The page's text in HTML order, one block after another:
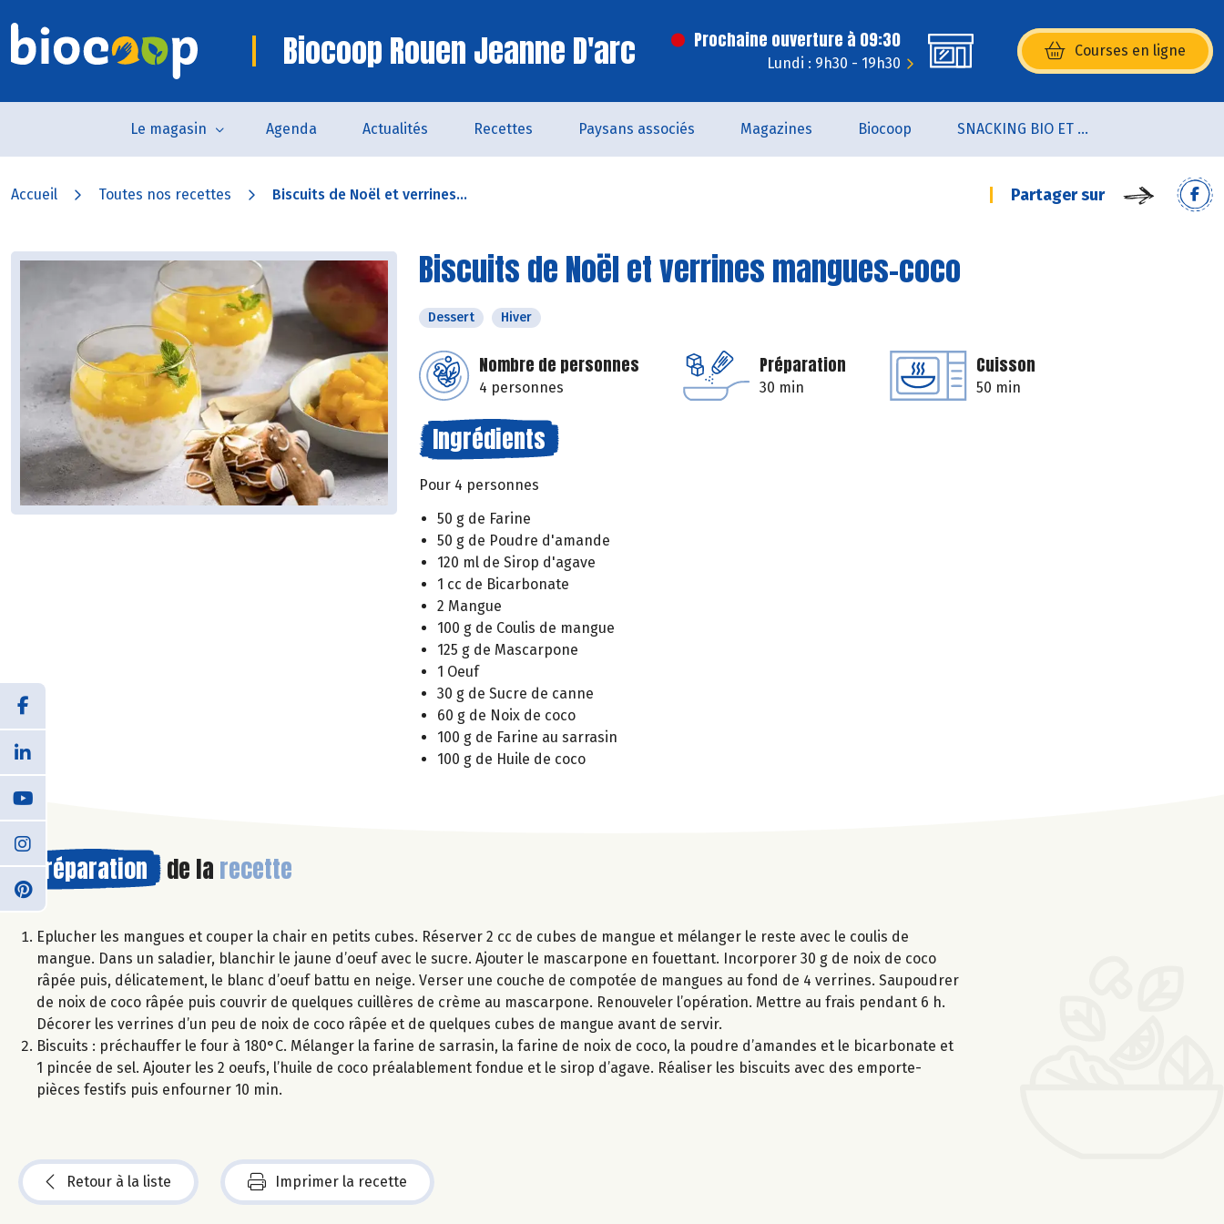
Biocoop Rouen Jeanne D'arc Prochaine ouverture à 09:30
Lundi : 9h30 - 19h30
Courses en ligne
(s’ouvre dans une nouvelle
Le magasin Agenda Actualités Recettes Paysans associés Magazines Biocoop SNACKING BIO ET LOCAL
Accueil Toutes nos recettes Biscuits de Noël et verrines... Partager sur
Biscuits de Noël et verrines mangues-coco
Dessert Hiver
Nombre de personnes
4 personnes
Préparation
30 min
Cuisson
50 min
Ingrédients
Pour 4 personnes
50 g de Farine
50 g de Poudre d'amande
120 ml de Sirop d'agave
1 cc de Bicarbonate
2 Mangue
100 g de Coulis de mangue
125 g de Mascarpone
1 Oeuf
30 g de Sucre de canne
60 g de Noix de coco
100 g de Farine au sarrasin
100 g de Huile de coco
Préparation de la recette
Eplucher les mangues et couper la chair en petits cubes. Réserver 2 cc de cubes de mangue et mélanger le reste avec le coulis de
mangue. Dans un saladier, blanchir le jaune d’oeuf avec le sucre. Ajouter le mascarpone en fouettant. Incorporer 30 g de noix de coco
râpée puis, délicatement, le blanc d’oeuf battu en neige. Verser une couche de compotée de mangues au fond de 4 verrines. Saupoudrer
de noix de coco râpée puis couvrir de quelques cuillères de crème au mascarpone. Renouveler l’opération. Mettre au frais pendant 6 h.
Décorer les verrines d’un peu de noix de coco râpée et de quelques cubes de mangue avant de servir.
Biscuits : préchauffer le four à 180°C. Mélanger la farine de sarrasin, la farine de noix de coco, la poudre d’amandes et le bicarbonate et
1 pincée de sel. Ajouter les 2 oeufs, l’huile de coco préalablement fondue et le sirop d’agave. Réaliser les biscuits avec des emporte-
pièces festifs puis enfourner 10 min.
Retour à la liste Imprimer la recette